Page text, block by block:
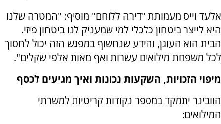
אלעד וייס מעמותת "דירה ללוחם" מוסיף: "המטרה שלנו
היא לייצר ביטחון כלכלי למי שמעניק לנו ביטחון פיזי.
הבית הוא העוגן, והידע שנחשוף במפגש הזה יכול לחסוך
לכל משפחת מילואים עשרות ואף מאות אלפי שקלים".
מיפוי הזכויות, השקעות נכונות ואיך מגיעים לכסף
הוובינר יתמקד במספר נקודות קריטיות למשרתי
המילואים: